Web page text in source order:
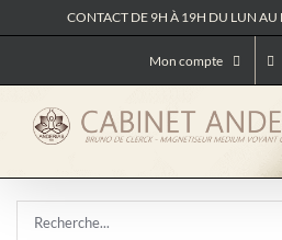
au
CONTACT DE 9H À 19H DU LUN AU
Mon compte